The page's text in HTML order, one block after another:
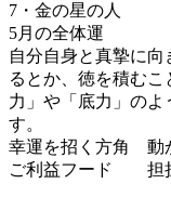
7・金の星の人
5月の全体運
自分自身と真摯に
るとか、徳を積む
力」や「底力」の
す。
幸運を招く方角 動
ご利益フード 担